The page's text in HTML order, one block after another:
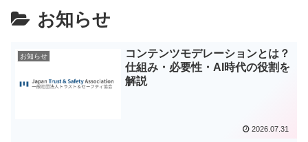
お知らせ
お知らせ
コンテンツモデレーションとは？
仕組み・必要性・AI時代の役割を
解説
2026.07.31